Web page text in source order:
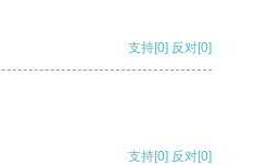
支持[0] 反对[0]
支持[0] 反对[0]